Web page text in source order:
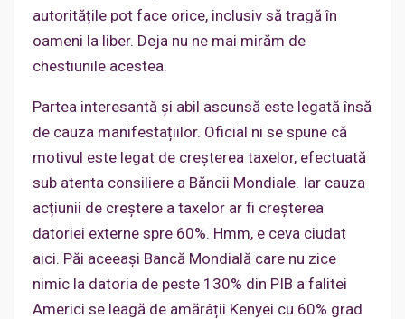
autoritățile pot face orice, inclusiv să tragă în
oameni la liber. Deja nu ne mai mirăm de
chestiunile acestea.
Partea interesantă și abil ascunsă este legată însă
de cauza manifestațiilor. Oficial ni se spune că
motivul este legat de creșterea taxelor, efectuată
sub atenta consiliere a Băncii Mondiale. Iar cauza
acțiunii de creștere a taxelor ar fi creșterea
datoriei externe spre 60%. Hmm, e ceva ciudat
aici. Păi aceeași Bancă Mondială care nu zice
nimic la datoria de peste 130% din PIB a falitei
Americi se leagă de amărâții Kenyei cu 60% grad